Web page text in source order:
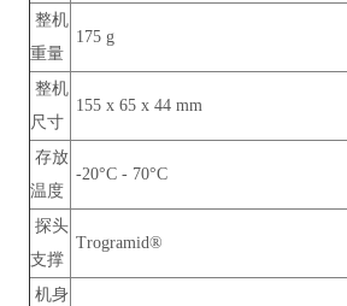
整机
重量
175 g
整机
尺寸
155 x 65 x 44 mm
存放
温度
-20°C - 70°C
探头
支撑
Trogramid®
机身